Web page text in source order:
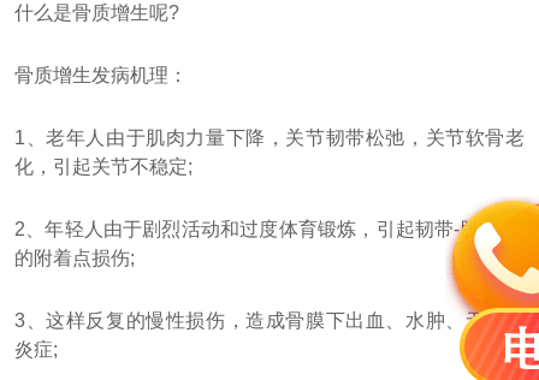
什么是骨质增生呢?
骨质增生发病机理：
1、老年人由于肌肉力量下降，关节韧带松弛，关节软骨老
化，引起关节不稳定;
2、年轻人由于剧烈活动和过度体育锻炼，引起韧带-肌肉-骨
的附着点损伤;
3、这样反复的慢性损伤，造成骨膜下出血、水肿、无菌性
炎症;